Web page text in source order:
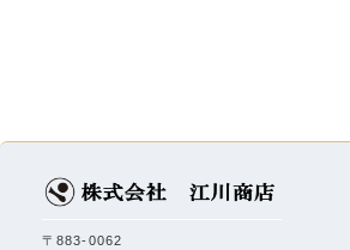
〒883-0062